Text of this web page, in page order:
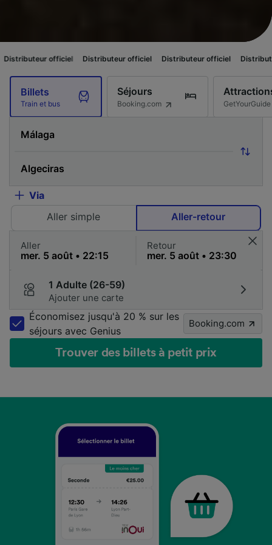
Distributeur officiel Distributeur officiel Distributeur officiel
Billets
Train et bus
Séjours
Booking.com GetYourGuide
Via
Aller simple
Aller-retour
Aller Retour
1 Adulte (26-59)
Ajouter une carte
Économisez jusqu'à 20 % sur les
séjours avec Genius
Booking.com
Trouver des billets à petit prix